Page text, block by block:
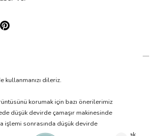
kullanmanızı dileriz.
korumak için bazı önerilerimiz
düşük devirde çamaşır makinesinde
işlemi sonrasında düşük devirde